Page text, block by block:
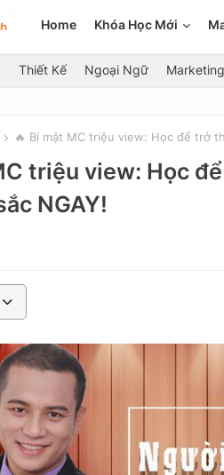
Home Khóa Học Mới
Thiết Kế Ngoại Ngữ Marketing
🔥 Bí mật MC triệu view: Học để trở
triệu view: Học
NGAY!